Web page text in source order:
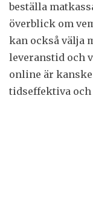
beställa
överblick om
kan också välja
leveranstid och
online är
tidseffektiva